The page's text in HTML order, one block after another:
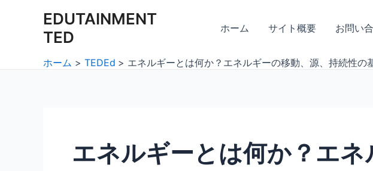
EDUTAINMENT
TED
ホーム サイト概要 お問い
ホーム TEDEd エネルギーとは何か？エネルギーの移動、源、持続性の
エネルギーとは何か？エ
navigation